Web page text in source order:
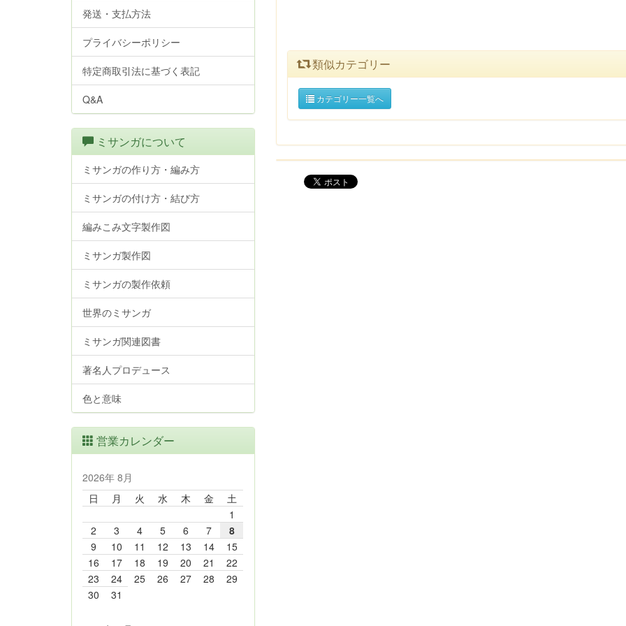
類似カテゴリー
カテゴリー一覧へ
発送・支払方法
プライバシーポリシー
特定商取引法に基づく表記
Q&A
ミサンガについて
ミサンガの作り方・編み方
ミサンガの付け方・結び方
編みこみ文字製作図
ミサンガ製作図
ミサンガの製作依頼
世界のミサンガ
ミサンガ関連図書
著名人プロデュース
色と意味
営業カレンダー
2026年 8月
日
月 火 水 木 金
土
1
2
3 4 5 6 7
8
9
10 11 12 13 14
15
16
17 18 19 20 21
22
23
24 25 26 27 28
29
30
31